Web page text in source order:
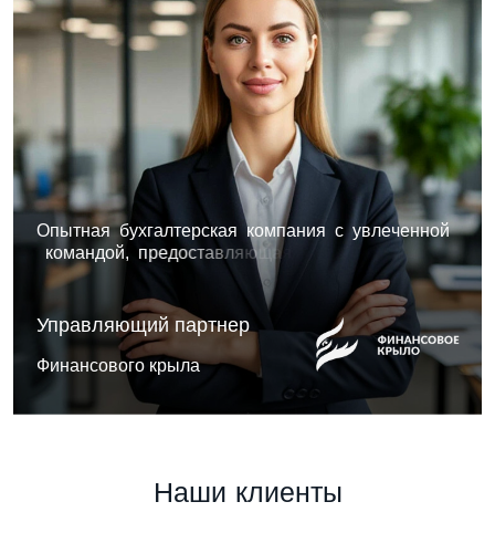
Опытная бухгалтерская компания с увлеченной
командой, предоставляю щ ая пл ек ны
ешен а ли
Управляющий партнер
Финансового крыла
Наши клиенты